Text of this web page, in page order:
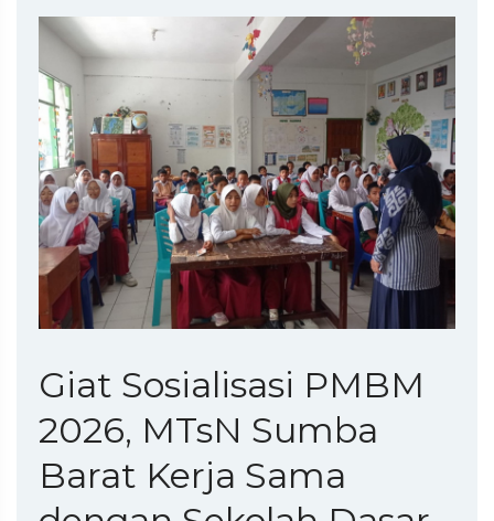
Giat Sosialisasi PMBM
2026, MTsN Sumba
Barat Kerja Sama